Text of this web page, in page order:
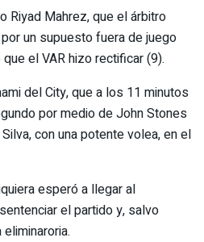
Riyad Mahrez, que el árbitro
un supuesto fuera de juego
el VAR hizo rectificar (9).
del City, que a los 11 minutos
por medio de John Stones
con una potente volea, en el
esperó a llegar al
el partido y, salvo